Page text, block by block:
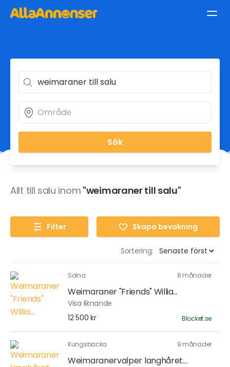
Sök
Allt till salu inom "weimaraner till salu"
Filter Skapa bevakning
Sortering:
Solna 8 månader
Weimaraner "Friends" Willia...
Visa liknande
12 500 kr
Blocket.se
Kungsbacka 9 månader
Weimaranervalper langhåret...